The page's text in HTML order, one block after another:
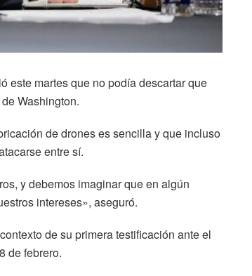
este martes que no podía descartar que
Washington.
de drones es sencilla y que incluso
entre sí.
y debemos imaginar que en algún
intereses», aseguró.
de su primera testificación ante el
de febrero.